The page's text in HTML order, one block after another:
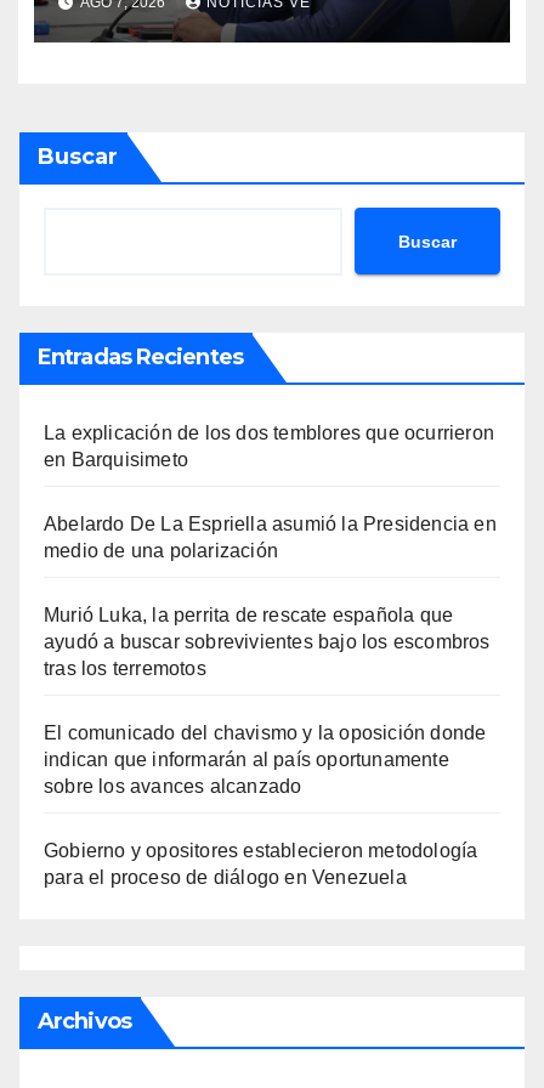
Venezuela
Buscar
Buscar
Entradas Recientes
La explicación de los dos temblores que ocurrieron
en Barquisimeto
Abelardo De La Espriella asumió la Presidencia en
medio de una polarización
Murió Luka, la perrita de rescate española que
ayudó a buscar sobrevivientes bajo los escombros
tras los terremotos
El comunicado del chavismo y la oposición donde
indican que informarán al país oportunamente
sobre los avances alcanzado
Gobierno y opositores establecieron metodología
para el proceso de diálogo en Venezuela
Archivos